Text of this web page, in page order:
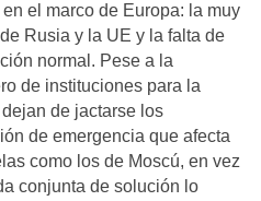
el marco de Europa: la muy
Rusia y la UE y la falta de
normal. Pese a la
de instituciones para la
de jactarse los
de emergencia que afecta
como los de Moscú, en vez
conjunta de solución lo